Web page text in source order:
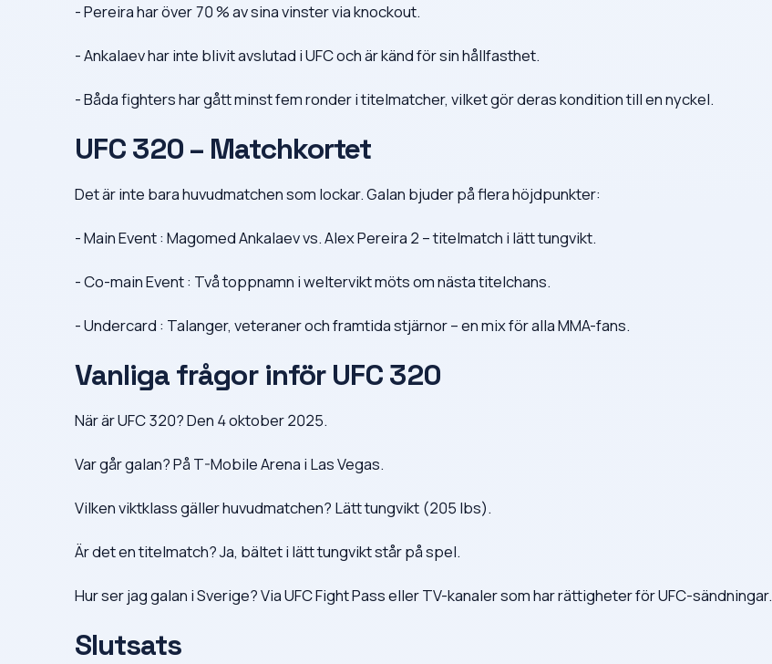
- Pereira har över 70 % av sina vinster via knockout.
- Ankalaev har inte blivit avslutad i UFC och är känd för sin hållfasthet.
- Båda fighters har gått minst fem ronder i titelmatcher, vilket gör deras kondition till en nyckel.
UFC 320 – Matchkortet
Det är inte bara huvudmatchen som lockar. Galan bjuder på flera höjdpunkter:
- Main Event : Magomed Ankalaev vs. Alex Pereira 2 – titelmatch i lätt tungvikt.
- Co-main Event : Två toppnamn i weltervikt möts om nästa titelchans.
- Undercard : Talanger, veteraner och framtida stjärnor – en mix för alla MMA-fans.
Vanliga frågor inför UFC 320
När är UFC 320? Den 4 oktober 2025.
Var går galan? På T-Mobile Arena i Las Vegas.
Vilken viktklass gäller huvudmatchen? Lätt tungvikt (205 lbs).
Är det en titelmatch? Ja, bältet i lätt tungvikt står på spel.
Hur ser jag galan i Sverige? Via UFC Fight Pass eller TV-kanaler som har rättigheter för UFC-sändningar.
Slutsats